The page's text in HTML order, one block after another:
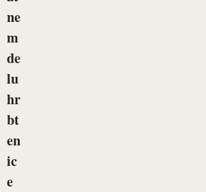
ne
m
de
lu
hr
bt
en
ic
e